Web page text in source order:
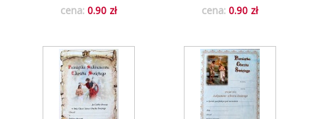
cena: 0.90 zł
cena: 0.90 zł